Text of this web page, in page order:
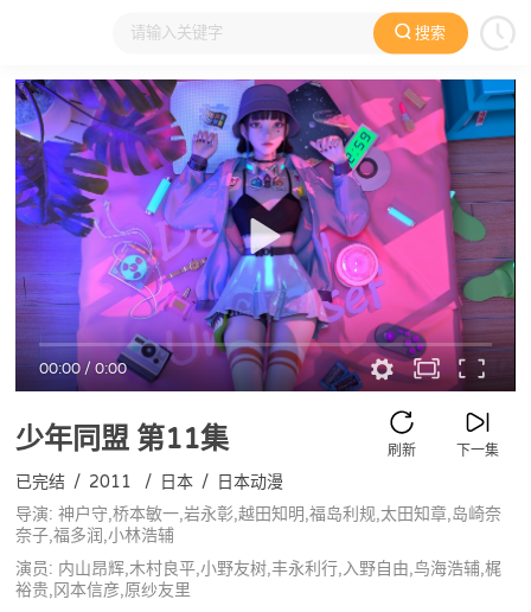
搜索
大家在看 日本动漫 国产动漫 欧美动漫 动漫电影
00:00/0:00
少年同盟 第11集 下一集
刷新
已完结 / 2011 / 日本 / 日本动漫
导演: 神户守,桥本敏一,岩永彰,越田知明,福岛利规,太田知章,岛崎奈
奈子,福多润,小林浩辅
演员: 内山昂辉,木村良平,小野友树,丰永利行,入野自由,鸟海浩辅,梶
裕贵,冈本信彦,原纱友里